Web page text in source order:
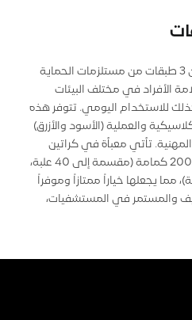
تُعد كمامات الوجه المكونة من 3 طبقات من مستلزمات الحماية
الأفراد في مختلف البيئات
للاستخدام اليومي. تتوفر هذه
والعملية (الأسود والأزرق)
تأتي معبأة في كراتين
اقتصادية كبيرة تحتوي على 2000 كمامة (مقسمة إلى 40 علبة،
على 50 كمامة)، مما يجعلها خياراً ممتازاً وموفراً
والمستمر في المستشفيات،